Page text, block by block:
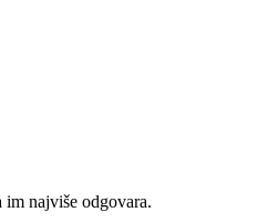
najviše odgovara.